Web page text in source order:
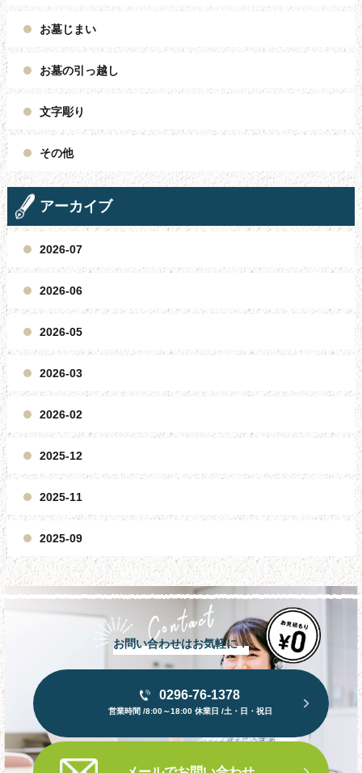
お墓じまい
お墓の引っ越し
文字彫り
その他
アーカイブ
2026-07
2026-06
2026-05
2026-03
2026-02
2025-12
2025-11
2025-09
お問い合わせはお気軽に！
0296-76-1378
営業時間 /8:00～18:00 休業日 /土・日・祝日